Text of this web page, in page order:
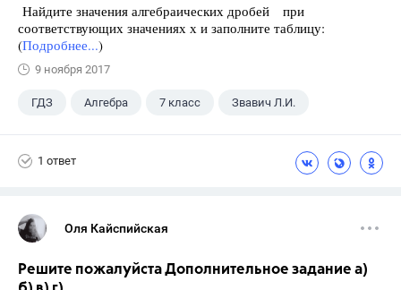
Найдите значения алгебраических дробей при
соответствующих значениях х и заполните таблицу:
(Подробнее...)
9 ноября 2017
ГДЗ Алгебра 7 класс Звавич Л.И.
1 ответ
Оля Кайспийская
Решите пожалуйста Дополнительное задание а)